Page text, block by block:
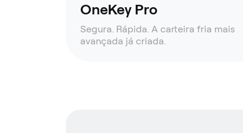
OneKey Pro
Segura. Rápida. A carteira fria mais
avançada já criada.